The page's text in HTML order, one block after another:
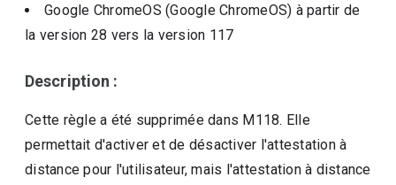
Google ChromeOS (Google ChromeOS) à partir de
la version 28 vers la version 117
Description :
Cette règle a été supprimée dans M118. Elle
permettait d'activer et de désactiver l'attestation à
distance pour l'utilisateur, mais l'attestation à distance